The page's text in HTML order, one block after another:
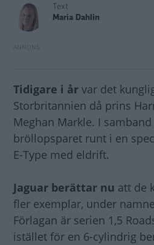
Text
Maria Dahlin
Tidigare i år var det
Storbritannien då prins
Meghan Markle. I
bröllopsparet runt i en
E-Type med eldrift.
Jaguar berättar nu att de
fler exemplar, under
Förlagan är serien 1,5
istället för en 6-cylindrig